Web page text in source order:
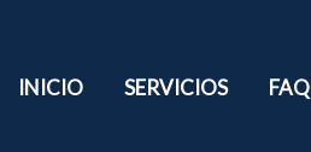
INICIO SERVICIOS FAQ